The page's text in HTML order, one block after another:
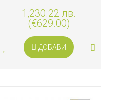
DUSTY SAGE
1,230.22 лв.
(€629.00)
ДОБАВИ